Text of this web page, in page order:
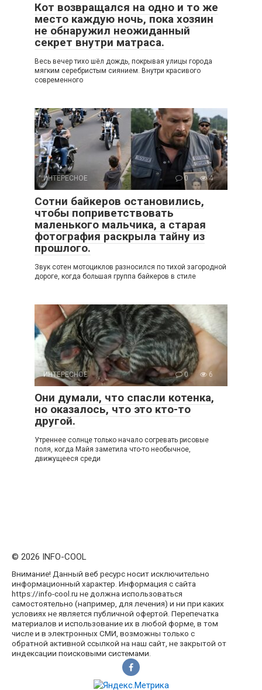
Кот возвращался на одно и то же
место каждую ночь, пока хозяин
не обнаружил неожиданный
секрет внутри матраса.
Весь вечер тихо шёл дождь, покрывая улицы города
мягким серебристым сиянием. Внутри красивого
современного
ИНТЕРЕСНОЕ 0 4
Сотни байкеров остановились,
чтобы поприветствовать
маленького мальчика, а старая
фотография раскрыла тайну из
прошлого.
Звук сотен мотоциклов разносился по тихой загородной
дороге, когда большая группа байкеров в стиле
ИНТЕРЕСНОЕ 0 6
Они думали, что спасли котенка,
но оказалось, что это кто-то
другой.
Утреннее солнце только начало согревать рисовые
поля, когда Майя заметила что-то необычное,
движущееся среди
© 2026 INFO-COOL
Внимание! Данный веб ресурс носит исключительно
информационный характер. Информация с сайта
https://info-cool.ru не должна использоваться
самостоятельно (например, для лечения) и ни при каких
условиях не является публичной офертой. Перепечатка
материалов и использование их в любой форме, в том
числе и в электронных СМИ, возможны только с
обратной активной ссылкой на наш сайт, не закрытой от
индексации поисковыми системами.